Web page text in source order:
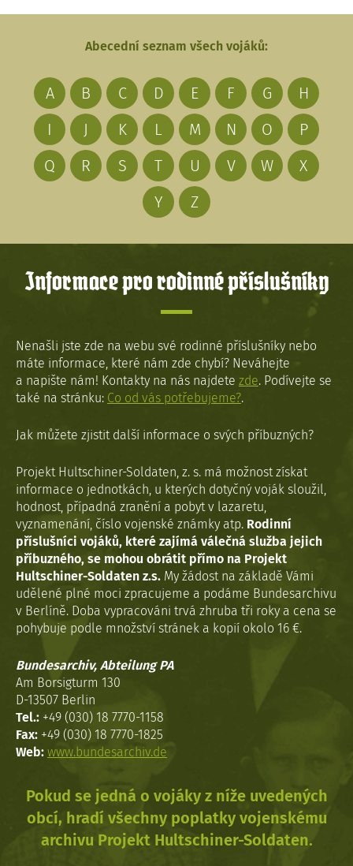
Abecední seznam všech vojáků:
A B C D E F G
H
I
J K L M N O
P
Q
R S T U V W
X
Y
Z
Informace pro rodinné příslušníky
Nenašli jste zde na webu své rodinné příslušníky nebo
máte informace, které nám zde chybí? Neváhejte
a napište nám! Kontakty na nás najdete zde. Podívejte se
také na stránku: Co od vás potřebujeme?.
Jak můžete zjistit další informace o svých příbuzných?
Projekt Hultschiner-Soldaten, z. s. má možnost získat
informace o jednotkách, u kterých dotyčný voják sloužil,
hodnost, případná zranění a pobyt v lazaretu,
vyznamenání, číslo vojenské známky atp. Rodinní
příslušníci vojáků, které zajímá válečná služba jejich
příbuzného, se mohou obrátit přímo na Projekt
Hultschiner-Soldaten z.s. My žádost na základě Vámi
udělené plné moci zpracujeme a podáme Bundesarchivu
v Berlíně. Doba vypracováni trvá zhruba tři roky a cena se
pohybuje podle množství stránek a kopií okolo 16 €.
Bundesarchiv, Abteilung PA
Am Borsigturm 130
D-13507 Berlin
Tel.: +49 (030) 18 7770-1158
Fax: +49 (030) 18 7770-1825
Web: www.bundesarchiv.de
Pokud se jedná o vojáky z níže uvedených
obcí, hradí všechny poplatky vojenskému
archivu Projekt Hultschiner-Soldaten.